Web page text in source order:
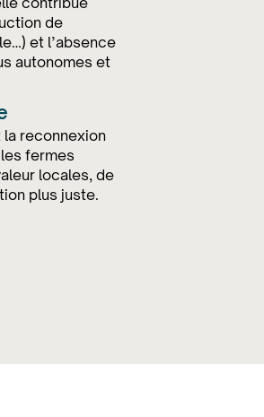
de
et l’absence
autonomes et
reconnexion
fermes
locales, de
plus juste.